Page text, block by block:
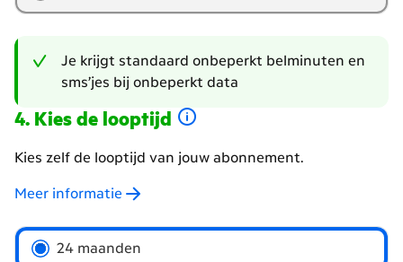
je?
Je krijgt standaard onbeperkt belminuten en
sms’jes bij onbeperkt data
Kies de looptijd
Kies zelf de looptijd van jouw abonnement.
Meer informatie
Welke
looptijd
24 maanden